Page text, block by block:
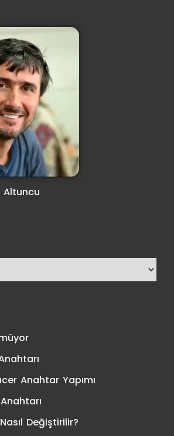
Anahtar Yapımı
Değiştirilir?